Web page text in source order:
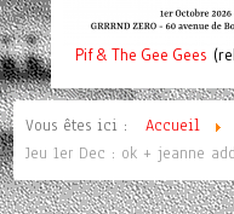
Pif& The Gee Gees
Vous êtes ici : Accueil
Jeu 1er Dec : ok + jeanne